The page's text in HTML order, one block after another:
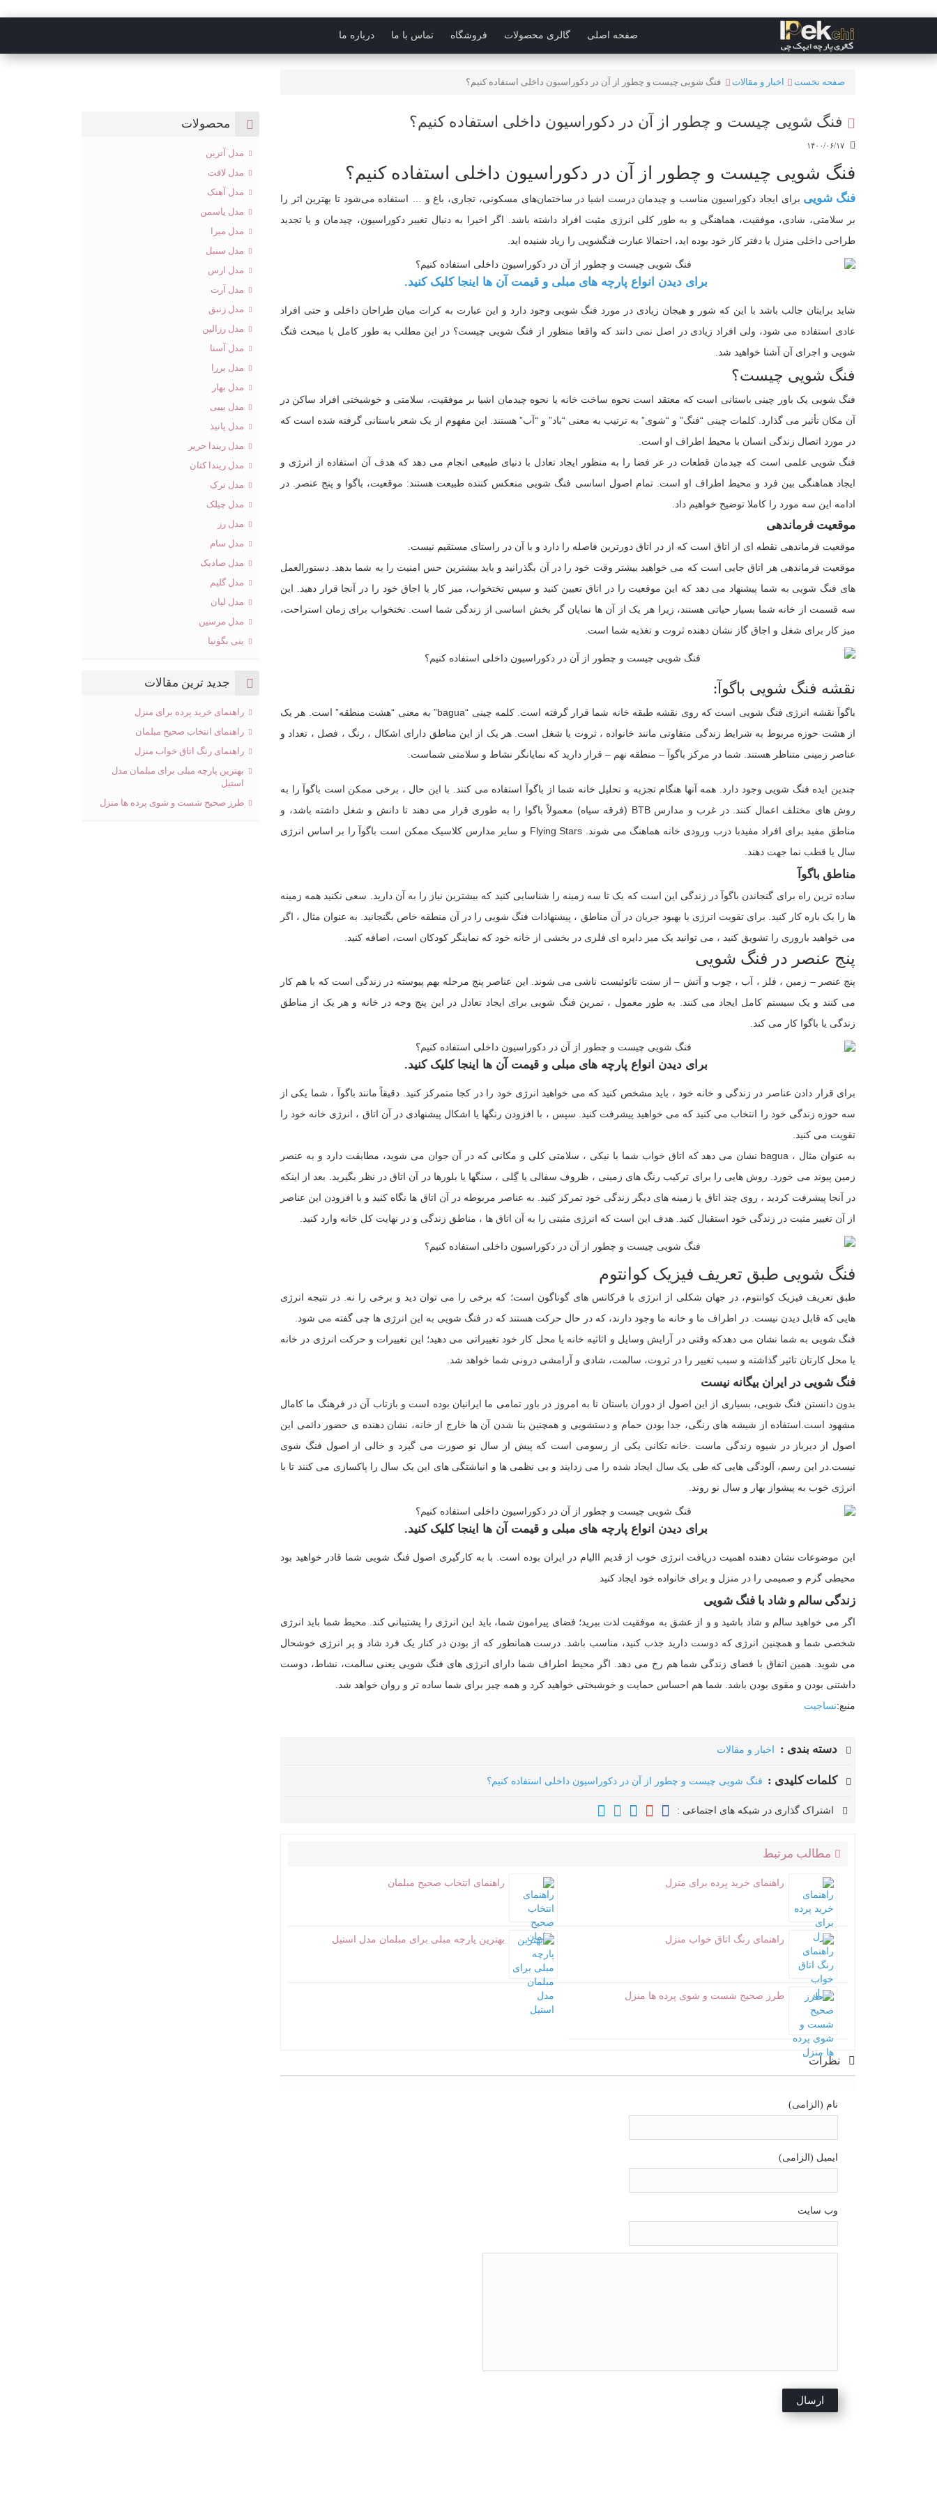
صفحه اصلی گالری محصولات فروشگاه تماس با ما درباره ما
صفحه نخست اخبار و مقالات فنگ شویی چیست و چطور از آن در دکوراسیون داخلی استفاده کنیم؟
فنگ شویی چیست و چطور از آن در دکوراسیون داخلی استفاده کنیم؟
۱۴۰۰/۰۶/۱۷
فنگ شویی چیست و چطور از آن در دکوراسیون داخلی استفاده کنیم؟
فنگ شویی برای ایجاد دکوراسیون مناسب و چیدمان درست اشیا در ساختمان‌های مسکونی، تجاری، باغ و … استفاده می‌شود تا بهترین اثر را
بر سلامتی، شادی، موفقیت، هماهنگی و به‌ طور کلی انرژی مثبت افراد داشته باشد. اگر اخیرا به دنبال تغییر دکوراسیون، چیدمان و یا تجدید
طراحی داخلی منزل یا دفتر کار خود بوده اید، احتمالا عبارت فنگشویی را زیاد شنیده اید.
برای دیدن انواع پارچه های مبلی و قیمت آن ها اینجا کلیک کنید.
شاید برایتان جالب باشد با این که شور و هیجان زیادی در مورد فنگ شویی وجود دارد و این عبارت به کرات میان طراحان داخلی و حتی افراد
عادی استفاده می شود، ولی افراد زیادی در اصل نمی دانند که واقعا منظور از فنگ شویی چیست؟ در این مطلب به طور کامل با مبحث فنگ
شویی و اجرای آن آشنا خواهید شد.
فنگ شویی چیست؟
فنگ شویی یک باور چینی باستانی است که معتقد است نحوه ساخت خانه یا نحوه چیدمان اشیا بر موفقیت، سلامتی و خوشبختی افراد ساکن در
آن مکان تأثیر می گذارد. کلمات چینی “فنگ” و “شوی” به ترتیب به معنی “باد” و “آب” هستند. این مفهوم از یک شعر باستانی گرفته شده است که
در مورد اتصال زندگی انسان با محیط اطراف او است.
فنگ شویی علمی است که چیدمان قطعات در عر فضا را به منظور ایجاد تعادل با دنیای طبیعی انجام می دهد که هدف آن استفاده از انرژی و
ایجاد هماهنگی بین فرد و محیط اطراف او است. تمام اصول اساسی فنگ شویی منعکس کننده طبیعت هستند: موقعیت، باگوا و پنج عنصر. در
ادامه این سه مورد را کاملا توضیح خواهیم داد.
موقعیت فرماندهی
موقعیت فرماندهی نقطه ای از اتاق است که از در اتاق دورترین فاصله را دارد و با آن در راستای مستقیم نیست.
موقعیت فرماندهی هر اتاق جایی است که می خواهید بیشتر وقت خود را در آن بگذرانید و باید بیشترین حس امنیت را به شما بدهد. دستورالعمل
های فنگ شویی به شما پیشنهاد می دهد که این موقعیت را در اتاق تعیین کنید و سپس تختخواب، میز کار یا اجاق خود را در آنجا قرار دهید. این
سه قسمت از خانه شما بسیار حیاتی هستند، زیرا هر یک از آن ها نمایان گر بخش اساسی از زندگی شما است. تختخواب برای زمان استراحت،
میز کار برای شغل و اجاق گاز نشان دهنده ثروت و تغذیه شما است.
نقشه فنگ شویی باگوآ:
باگوآ نقشه انرژی فنگ شویی است که روی نقشه طبقه خانه شما قرار گرفته است. کلمه چینی “bagua” به معنی “هشت منطقه” است. هر یک
از هشت حوزه مربوط به شرایط زندگی متفاوتی مانند خانواده ، ثروت یا شغل است. هر یک از این مناطق دارای اشکال ، رنگ ، فصل ، تعداد و
عناصر زمینی متناظر هستند. شما در مرکز باگوآ – منطقه نهم – قرار دارید که نمایانگر نشاط و سلامتی شماست.
چندین ایده فنگ شویی وجود دارد. همه آنها هنگام تجزیه و تحلیل خانه شما از باگوآ استفاده می کنند. با این حال ، برخی ممکن است باگوآ را به
روش های مختلف اعمال کنند. در غرب و مدارس BTB (فرقه سیاه) معمولاً باگوا را به طوری قرار می دهند تا دانش و شغل داشته باشد، و
مناطق مفید برای افراد مفیدبا درب ورودی خانه هماهنگ می شوند. Flying Stars و سایر مدارس کلاسیک ممکن است باگوآ را بر اساس انرژی
سال یا قطب نما جهت دهند.
مناطق باگوآ
ساده ترین راه برای گنجاندن باگوآ در زندگی این است که یک تا سه زمینه را شناسایی کنید که بیشترین نیاز را به آن دارید. سعی نکنید همه زمینه
ها را یک باره کار کنید. برای تقویت انرژی یا بهبود جریان در آن مناطق ، پیشنهادات فنگ شویی را در آن منطقه خاص بگنجانید. به عنوان مثال ، اگر
می خواهید باروری را تشویق کنید ، می توانید یک میز دایره ای فلزی در بخشی از خانه خود که نماینگر کودکان است، اضافه کنید.
پنج عنصر در فنگ شویی
پنج عنصر – زمین ، فلز ، آب ، چوب و آتش – از سنت تائوئیست ناشی می شوند. این عناصر پنج مرحله بهم پیوسته در زندگی است که با هم کار
می کنند و یک سیستم کامل ایجاد می کنند. به طور معمول ، تمرین فنگ شویی برای ایجاد تعادل در این پنج وجه در خانه و هر یک از مناطق
زندگی یا باگوا کار می کند.
برای دیدن انواع پارچه های مبلی و قیمت آن ها اینجا کلیک کنید.
برای قرار دادن عناصر در زندگی و خانه خود ، باید مشخص کنید که می خواهید انرژی خود را در کجا متمرکز کنید. دقیقاً مانند باگوآ ، شما یکی از
سه حوزه زندگی خود را انتخاب می کنید که می خواهید پیشرفت کنید. سپس ، با افزودن رنگها یا اشکال پیشنهادی در آن اتاق ، انرژی خانه خود را
تقویت می کنید.
به عنوان مثال ، bagua نشان می دهد که اتاق خواب شما با نیکی ، سلامتی کلی و مکانی که در آن جوان می شوید، مطابقت دارد و به عنصر
زمین پیوند می خورد. روش هایی را برای ترکیب رنگ های زمینی ، ظروف سفالی یا گِلی ، سنگها یا بلورها در آن اتاق در نظر بگیرید. بعد از اینکه
در آنجا پیشرفت کردید ، روی چند اتاق یا زمینه های دیگر زندگی خود تمرکز کنید. به عناصر مربوطه در آن اتاق ها نگاه کنید و با افزودن این عناصر
از آن تغییر مثبت در زندگی خود استقبال کنید. هدف این است که انرژی مثبتی را به آن اتاق ها ، مناطق زندگی و در نهایت کل خانه وارد کنید.
فنگ شویی طبق تعریف فیزیک کوانتوم
طبق تعریف فیزیک کوانتوم، در جهان شکلی از انرژی با فرکانس های گوناگون است؛ که برخی را می توان دید و برخی را نه. در نتیجه انرژی
هایی که قابل دیدن نیست. در اطراف ما و خانه ما وجود دارند، که در حال حرکت هستند که در فنگ شویی به این انرژی ها چی گفته می شود.
فنگ شویی به شما نشان می دهدکه وقتی در آرایش وسایل و اثاثیه خانه یا محل کار خود تغییراتی می دهید؛ این تغییرات و حرکت انرژی در خانه
یا محل کارتان تاثیر گذاشته و سبب تغییر را در ثروت، سالمت، شادی و آرامشی درونی شما خواهد شد.
فنگ شویی در ایران بیگانه نیست
بدون دانستن فنگ شویی، بسیاری از این اصول از دوران باستان تا به امروز در باور تمامی ما ایرانیان بوده است و بازتاب آن در فرهنگ ما کامال
مشهود است.استفاده از شیشه های رنگی، جدا بودن حمام و دستشویی و همچنین بنا شدن آن ها خارج از خانه، نشان دهنده ی حضور دائمی این
اصول از دیرباز در شیوه زندگی ماست .خانه تکانی یکی از رسومی است که پیش از سال نو صورت می گیرد و خالی از اصول فنگ شوی
نیست.در این رسم، آلودگی هایی که طی یک سال ایجاد شده را می زدایند و بی نظمی ها و انباشتگی های این یک سال را پاکسازی می کنند تا با
انرژی خوب به پیشواز بهار و سال نو روند.
برای دیدن انواع پارچه های مبلی و قیمت آن ها اینجا کلیک کنید.
این موضوعات نشان دهنده اهمیت دریافت انرژی خوب از قدیم االیام در ایران بوده است. با به کارگیری اصول فنگ شویی شما قادر خواهید بود
محیطی گرم و صمیمی را در منزل و برای خانواده خود ایجاد کنید
زندگی سالم و شاد با فنگ شویی
اگر می خواهید سالم و شاد باشید و و از عشق به موفقیت لذت ببرید؛ فضای پیرامون شما، باید این انرژی را پشتیبانی کند. محیط شما باید انرژی
شخصی شما و همچنین انرژی که دوست دارید جذب کنید، مناسب باشد. درست همانطور که از بودن در کنار یک فرد شاد و پر انرژی خوشحال
می شوید. همین اتفاق با فضای زندگی شما هم رخ می دهد. اگر محیط اطراف شما دارای انرژی های فنگ شویی یعنی سالمت، نشاط، دوست
داشتنی بودن و مقوی بودن باشد. شما هم احساس حمایت و خوشبختی خواهید کرد و همه چیز برای شما ساده تر و روان خواهد شد.
منبع:نساجیت
دسته بندی : اخبار و مقالات
کلمات کلیدی : فنگ شویی چیست و چطور از آن در دکوراسیون داخلی استفاده کنیم؟
اشتراک گذاری در شبکه های اجتماعی :
مطالب مرتبط
راهنمای خرید پرده برای منزل راهنمای انتخاب صحیح مبلمان
راهنمای رنگ اتاق خواب منزل بهترین پارچه مبلی برای مبلمان مدل استیل
طرز صحیح شست و شوی پرده ها منزل
نظرات
نام (الزامی)
ایمیل (الزامی)
وب سایت
محصولات
مدل آترین
مدل لافت
مدل آهنک
مدل یاسمن
مدل میرا
مدل سنبل
مدل ارس
مدل آرت
مدل زنبق
مدل رزالین
مدل آسنا
مدل بررا
مدل بهار
مدل بیبی
مدل پانیذ
مدل ریندا حریر
مدل ریندا کتان
مدل ترک
مدل چیلک
مدل رز
مدل سام
مدل صادیک
مدل گلیم
مدل لیان
مدل مرسین
ینی بگونیا
جدید ترین مقالات
راهنمای خرید پرده برای منزل
راهنمای انتخاب صحیح مبلمان
راهنمای رنگ اتاق خواب منزل
بهترین پارچه مبلی برای مبلمان مدل
استیل
طرز صحیح شست و شوی پرده ها منزل